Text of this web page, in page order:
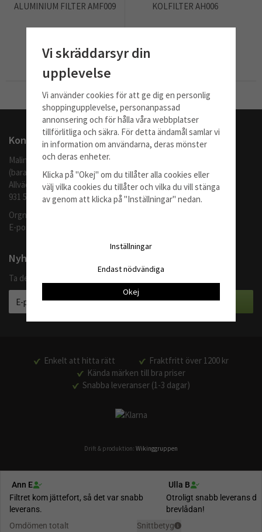
ALUMINIUM FILTER AMF009
Info Köp
KOLFILTER AH006
Till Kassan
Kontakta oss
Malingo AB
(barafilter.se)
Allvädersgränd 35
931 52 SKELLEFTEÅ
Orgnr: 559062-1370
E-post:
Nyhetsbrev
Ta del av våra bästa erbjudanden och produktnyheter
Enkelt att hitta rätt
Fraktfritt över 1200 kr
Kända märken till bra priser
Snabba leveranser (1-3 dagar)
Drift & produktion: Wikinggruppen
Vi skräddarsyr din
upplevelse
Vi använder cookies för att ge dig en personlig
shoppingupplevelse, personanpassad
annonsering och för hålla våra webbplatser
tillförlitliga och säkra. För detta ändamål samlar vi
in information om användarna, deras mönster
och deras enheter.
Klicka på "Okej" om du tillåter alla cookies eller
välj vilka cookies du tillåter och vilka du vill stänga
av genom att klicka på "Inställningar" nedan.
Inställningar
Endast nödvändiga
Okej